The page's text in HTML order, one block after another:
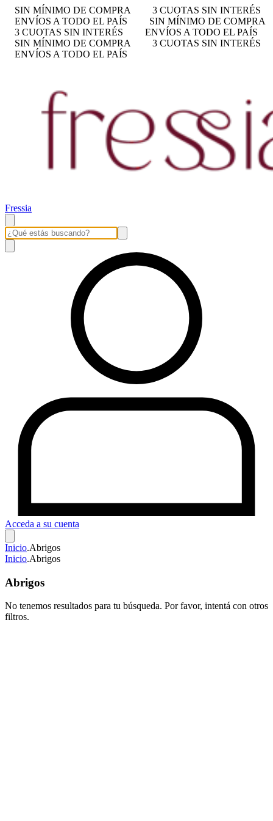
SIN MÍNIMO DE COMPRA
3 CUOTAS SIN INTERÉS
ENVÍOS A TODO EL PAÍS
SIN MÍNIMO DE COMPRA
3 CUOTAS SIN INTERÉS
ENVÍOS A TODO EL PAÍS
SIN MÍNIMO DE COMPRA
3 CUOTAS SIN INTERÉS
ENVÍOS A TODO EL PAÍS
Fressia
Acceda a su cuenta
Inicio.Abrigos
Inicio.Abrigos
Abrigos
No tenemos resultados para tu búsqueda. Por favor, intentá con otros
filtros.